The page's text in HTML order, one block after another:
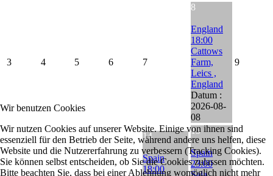
3 4 5 6 7
8
England
18:00
Cattows
Farm,
Leics ,
England
Datum :
2026-08-
08
9
14
Spain
18:00
15
Spain
23:00
Wir benutzen Cookies
Wir nutzen Cookies auf unserer Website. Einige von ihnen sind
essenziell für den Betrieb der Seite, während andere uns helfen, diese
Website und die Nutzererfahrung zu verbessern (Tracking Cookies).
Sie können selbst entscheiden, ob Sie die Cookies zulassen möchten.
Bitte beachten Sie, dass bei einer Ablehnung womöglich nicht mehr